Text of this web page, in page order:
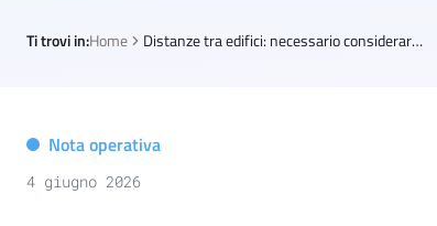
Ti trovi in:Home Distanze tra edifici: necessario considerare tutti i fabbricati circostanti
Nota operativa
4 giugno 2026